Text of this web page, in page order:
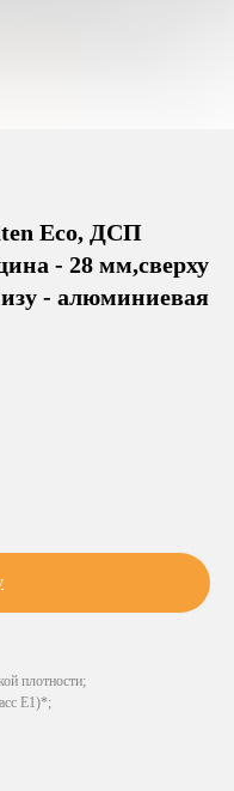
Eco, ДСП
- 28 мм,сверху
- алюминиевая
плотности;
Е1)*;